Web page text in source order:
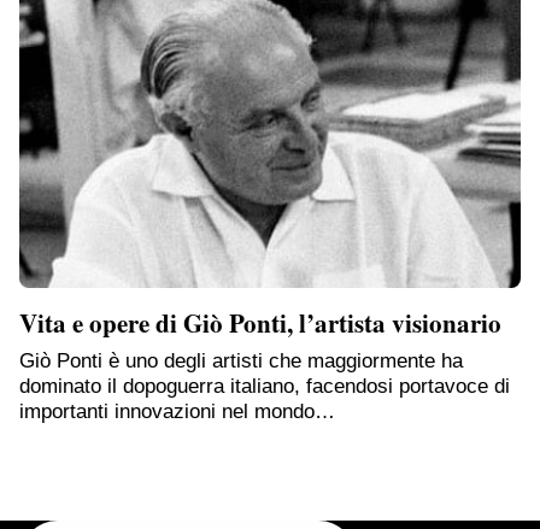
Vita e opere di Giò Ponti, l’artista visionario
Giò Ponti è uno degli artisti che maggiormente ha
dominato il dopoguerra italiano, facendosi portavoce di
importanti innovazioni nel mondo…